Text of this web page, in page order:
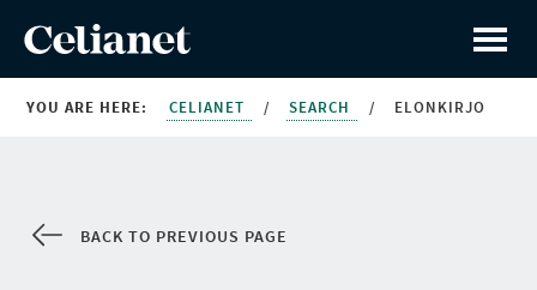
YOU ARE HERE: CELIANET / SEARCH / ELONKIRJO
BACK TO PREVIOUS PAGE